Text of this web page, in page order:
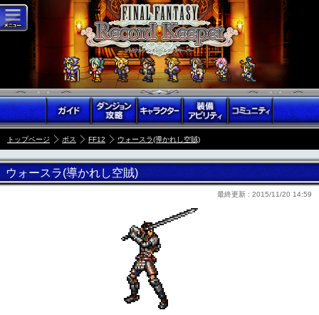
トップページ ボス FF12 ウォースラ(導かれし空賊)
ウォースラ(導かれし空賊)
最終更新 : 2015/11/20 14:59